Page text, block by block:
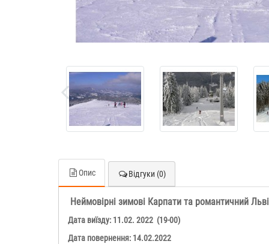
Опис Відгуки (0)
Неймовірні зимові Карпати та романтичний
Дата виїзду: 11.02. 2022 (19-00)
Дата повернення: 14.02.2022